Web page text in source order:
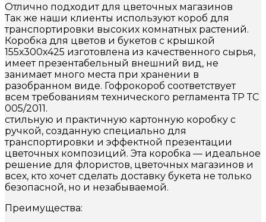
Отлично подходит для цветочных магазинов
Так же наши клиенты используют короб для
транспортировки высоких комнатных растений.
Коробка для цветов и букетов с крышкой
155х300х425 изготовлена из качественного сырья,
имеет презентабельный внешний вид, не
занимает много места при хранении в
разобранном виде. Гофрокороб соответствует
всем требованиям технического регламента ТР ТС
005/2011.
стильную и практичную картонную коробку с
ручкой, созданную специально для
транспортировки и эффектной презентации
цветочных композиций. Эта коробка — идеальное
решение для флористов, цветочных магазинов и
всех, кто хочет сделать доставку букета не только
безопасной, но и незабываемой.
Преимущества: